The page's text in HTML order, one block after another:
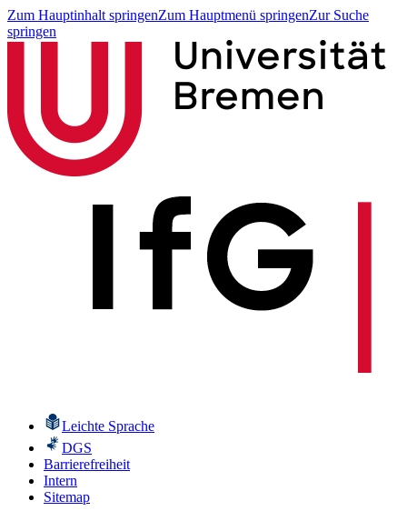
Zum Hauptinhalt springenZum Hauptmenü springenZur Suche
springen
Leichte Sprache
DGS
Barrierefreiheit
Intern
Sitemap